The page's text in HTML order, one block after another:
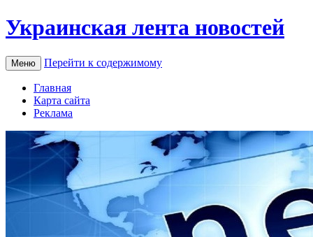
Украинская лента новостей
Меню Перейти к содержимому
Главная
Карта сайта
Реклама